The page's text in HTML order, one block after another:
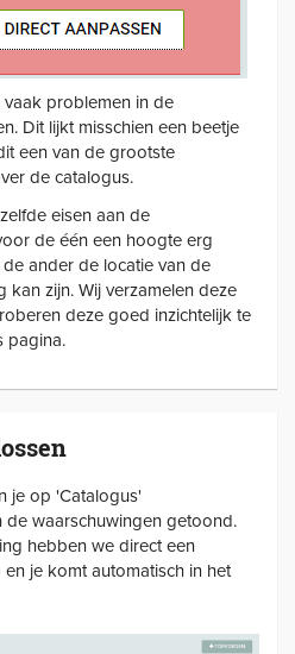
problemen in de
Dit lijkt misschien een beetje
een van de grootste
de catalogus.
eisen aan de
de één een hoogte erg
ander de locatie van de
zijn. Wij verzamelen deze
deze goed inzichtelijk te
pagina.
je op 'Catalogus'
waarschuwingen getoond.
hebben we direct een
je komt automatisch in het